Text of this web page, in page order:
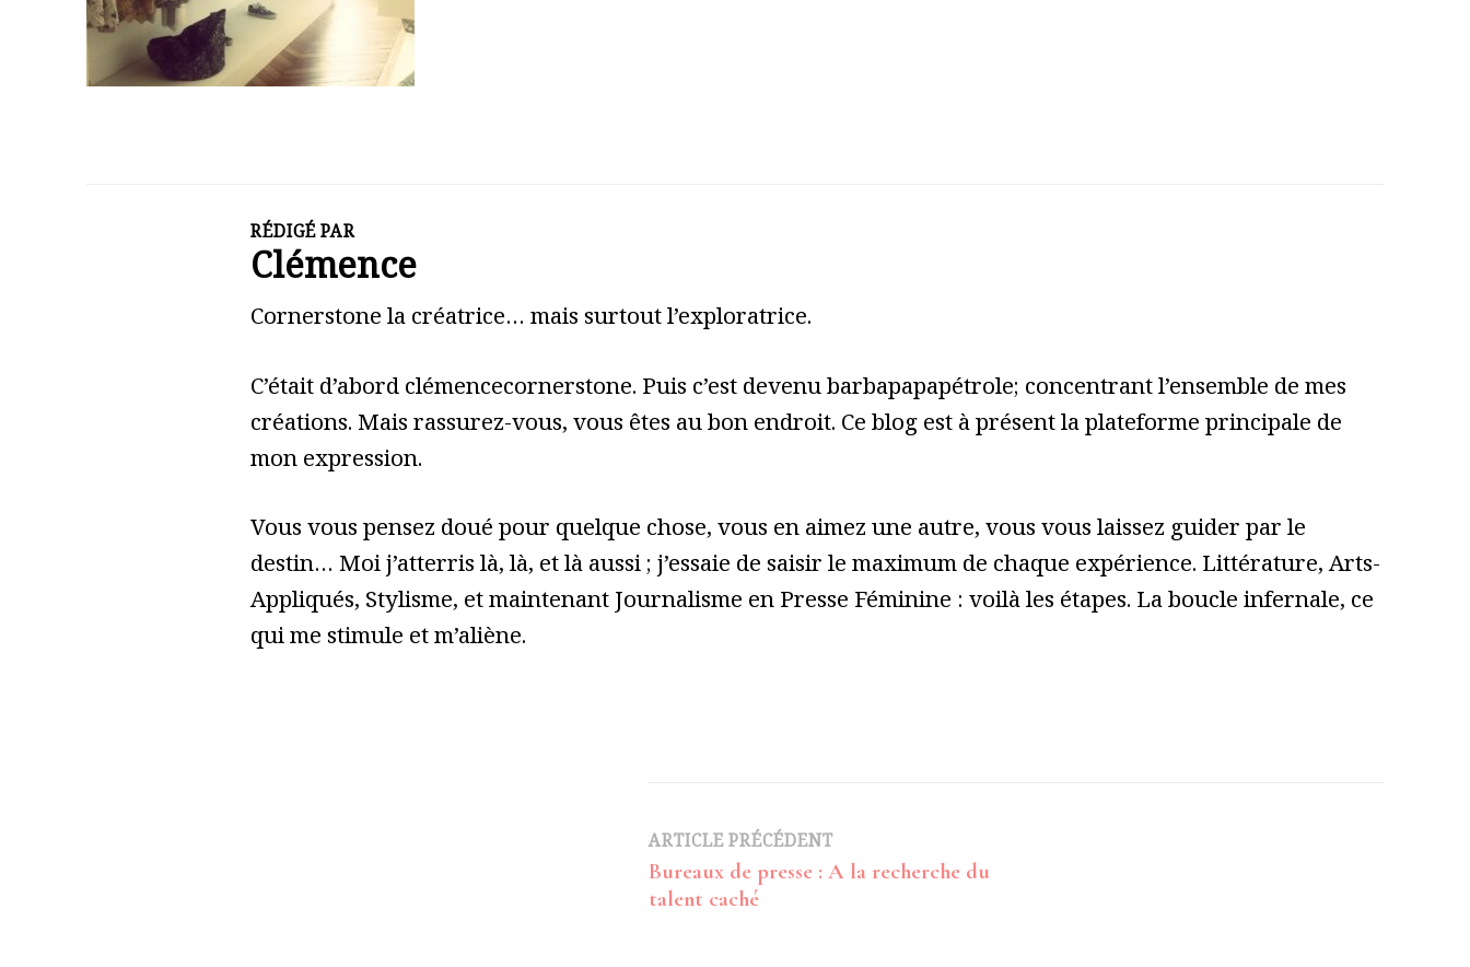
RÉDIGÉ PAR
Clémence
Cornerstone la créatrice… mais surtout l’exploratrice.
C’était d’abord clémencecornerstone. Puis c’est devenu barbapapapétrole; concentrant l’ensemble de mes
créations. Mais rassurez-vous, vous êtes au bon endroit. Ce blog est à présent la plateforme principale de
mon expression.
Vous vous pensez doué pour quelque chose, vous en aimez une autre, vous vous laissez guider par le
destin… Moi j’atterris là, là, et là aussi ; j’essaie de saisir le maximum de chaque expérience. Littérature, Arts-
Appliqués, Stylisme, et maintenant Journalisme en Presse Féminine : voilà les étapes. La boucle infernale, ce
qui me stimule et m’aliène.
Navigation
d’article
ARTICLE PRÉCÉDENT
Bureaux de presse : A la recherche du
talent caché